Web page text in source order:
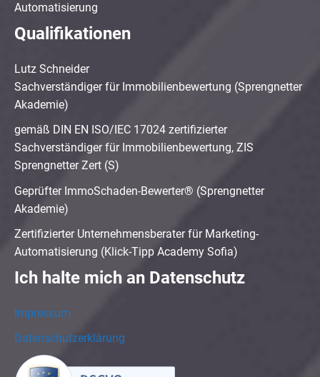
Automatisierung
Qualifikationen
Lutz Schneider
Sachverständiger für Immobilienbewertung (Sprengnetter
Akademie)
gemäß DIN EN ISO/IEC 17024 zertifizierter
Sachverständiger für Immobilienbewertung, ZIS
Sprengnetter Zert (S)
Geprüfter ImmoSchaden-Bewerter® (Sprengnetter
Akademie)
Zertifizierter Unternehmensberater für Marketing-
Automatisierung (Klick-Tipp Academy Sofia)
Ich halte mich an Datenschutz
Impressum
Datenschutzerklärung